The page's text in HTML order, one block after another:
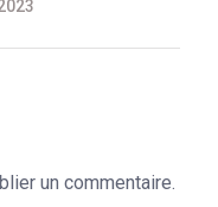
un commentaire.